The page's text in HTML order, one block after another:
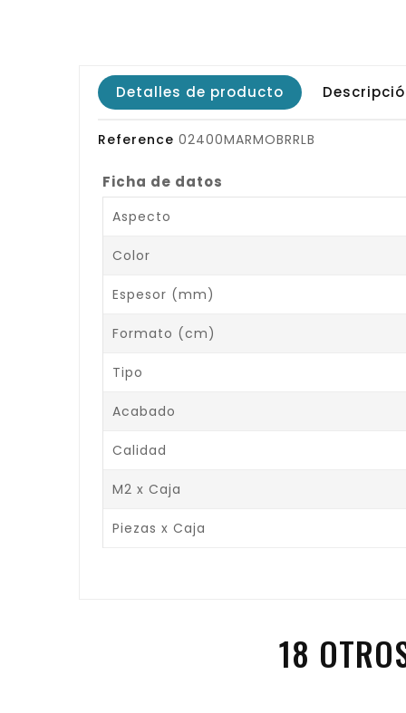
Detalles de producto
Reference 02400MARMOBRRLB
Ficha de datos
Aspecto
Color
Espesor (mm)
Formato (cm)
Tipo
Acabado
Calidad
M2 x Caja
Piezas x Caja
18